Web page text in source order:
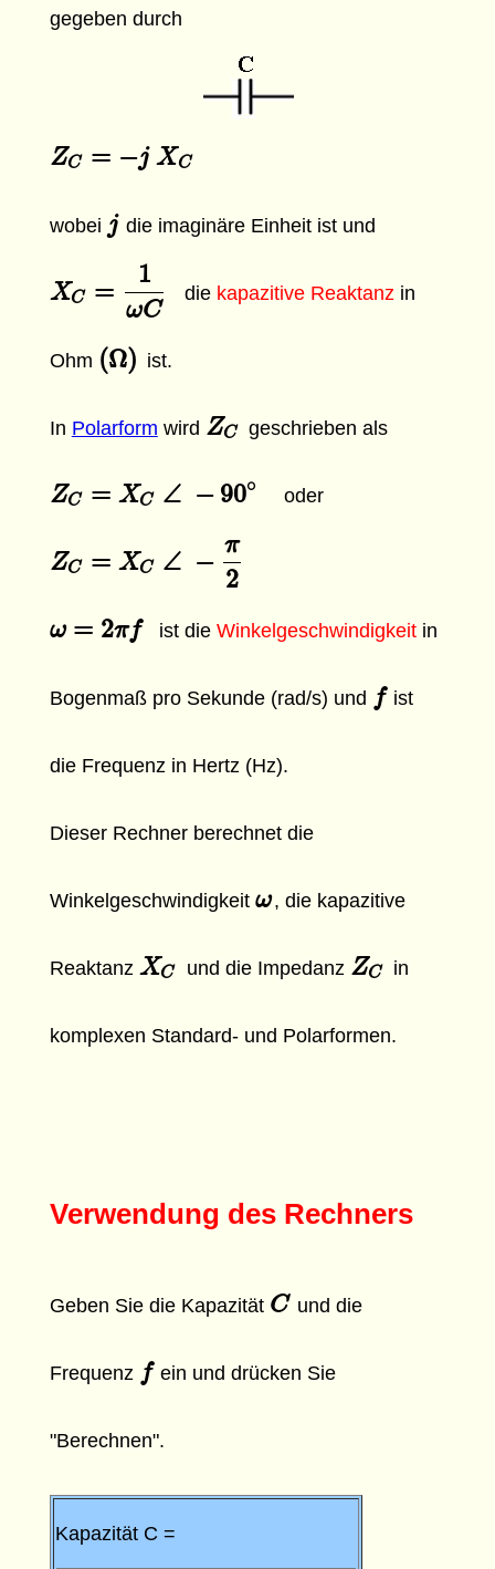
gegeben durch
ZC = −j XC
ZC= −jXC
wobei j
j die imaginäre Einheit ist und
XC =
1
ωC
XC= 1ω C die kapazitive Reaktanz in
Ohm (Ω)
(Ω) ist.
In Polarform wird ZC
ZC geschrieben als
ZC = XC ∠ − 90∘
ZC= XC∠−90∘ oder
ZC = XC ∠ −
π
2
ZC= XC∠−π2
ω = 2πf
ω=2πf ist die Winkelgeschwindigkeitin
Bogenmaß pro Sekunde (rad/s) und f
f ist
die Frequenz in Hertz (Hz).
Dieser Rechner berechnet die
Winkelgeschwindigkeit ω
ω, die kapazitive
Reaktanz XC
XC und die Impedanz ZC
ZC in
komplexen Standard- und Polarformen.
Verwendung des Rechners
Geben Sie die Kapazität C
C und die
Frequenz f
f ein und drücken Sie
"Berechnen".
Kapazität C =